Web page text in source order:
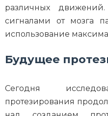
различных
сигналами от мозга
использование
Будущее
Сегодня
протезирования